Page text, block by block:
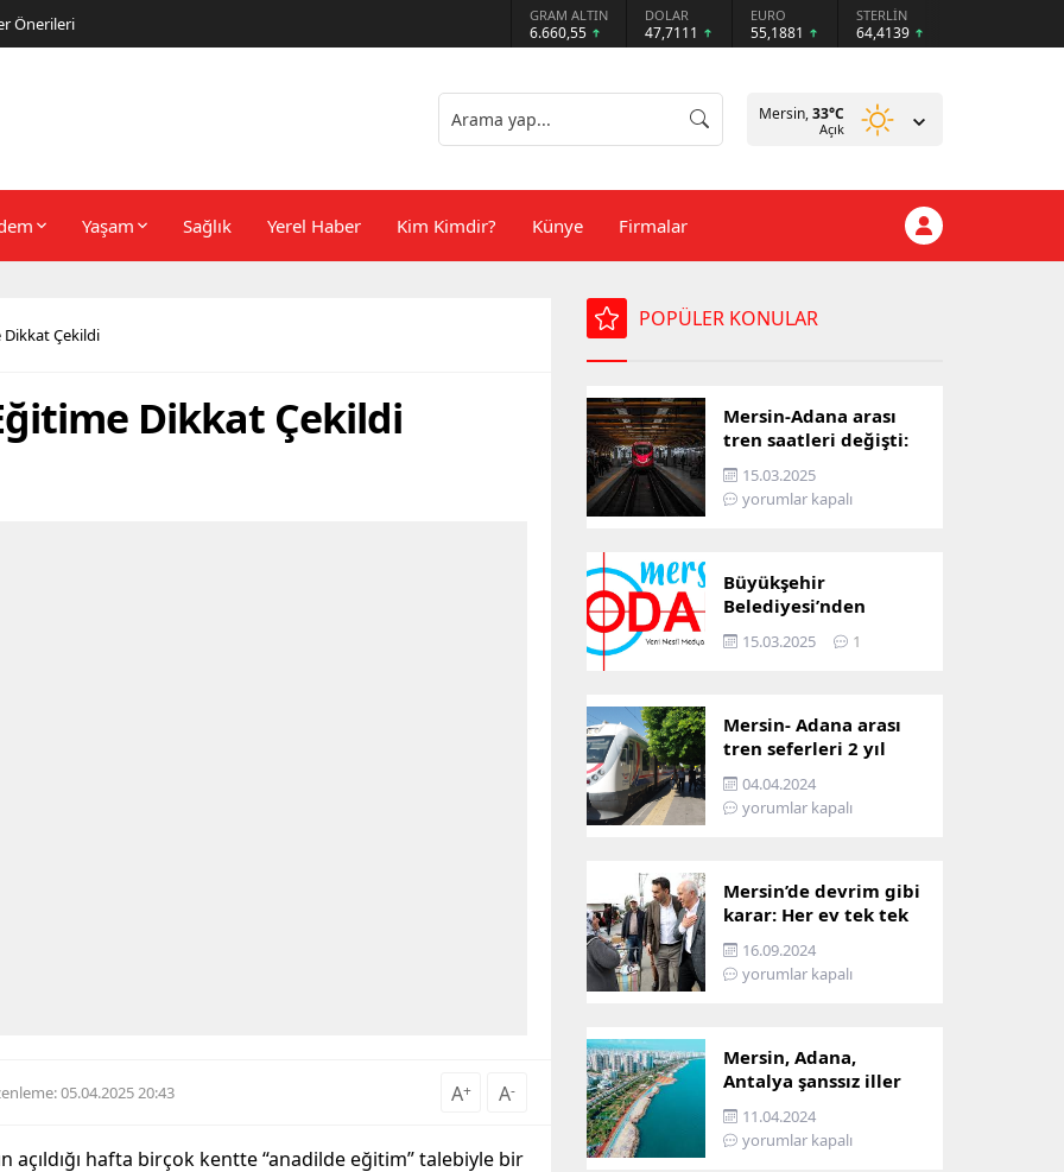
Önerileri GRAM ALTIN
6.660,55
DOLAR
47,7111
EURO
55,1881
STERLİN
64,4139
Mersin,33°C
Açık
Yaşam Sağlık Yerel Haber Kim Kimdir? Künye Firmalar
Dikkat Çekildi
Dikkat Çekildi
05.04.2025 20:43 A+ A-
açıldığı hafta birçok kentte “anadilde eğitim” talebiyle bir
POPÜLER KONULAR
Mersin-Adana arası
tren saatleri değişti:
İşte yeni ulaşım listesi
15.03.2025
yorumlar kapalı
Büyükşehir
Belediyesi’nden
Mersin ve Adana arası
ulaşım başladı
15.03.2025 1
Mersin- Adana arası
tren seferleri 2 yıl
boyunca
çalışmayacak
04.04.2024
yorumlar kapalı
Mersin’de devrim gibi
karar: Her ev tek tek
incelenecek!
16.09.2024
yorumlar kapalı
Mersin, Adana,
Antalya şanssız iller
arasına girdi: İşte
sebebi…
11.04.2024
yorumlar kapalı